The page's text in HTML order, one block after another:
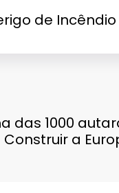
de Incêndio
das 1000
Construir a